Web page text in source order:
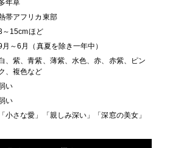
年草
帯アフリカ東部
～15cmほど
月～6月（真夏を除き一年中）
、紫、青紫、薄紫、水色、赤、赤紫、ピン
、複色など
い
い
「小さな愛」「親しみ深い」「深窓の美女」